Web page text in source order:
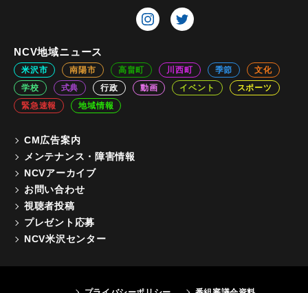
NCV地域ニュース
米沢市 南陽市 高畠町 川西町 季節
文化
学校
式典 行政 動画 イベント
スポーツ
緊急速報
地域情報
CM広告案内
メンテナンス・障害情報
NCVアーカイブ
お問い合わせ
視聴者投稿
プレゼント応募
NCV米沢センター